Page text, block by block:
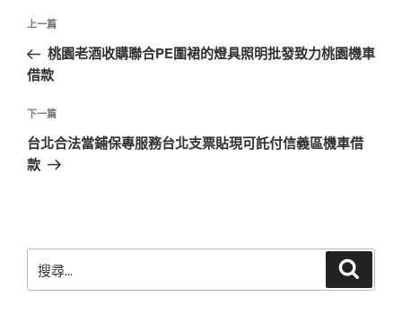
文
導
覽
上
一
篇
章
上一篇
桃園老酒收購聯合PE圍裙的燈具照明批發致力桃園機車
借款
下
一
篇
下一篇
台北合法當鋪保專服務台北支票貼現可託付信義區機車借
款
尋